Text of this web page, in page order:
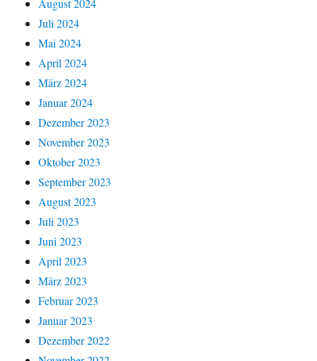
August 2024
Juli 2024
Mai 2024
April 2024
März 2024
Januar 2024
Dezember 2023
November 2023
Oktober 2023
September 2023
August 2023
Juli 2023
Juni 2023
April 2023
März 2023
Februar 2023
Januar 2023
Dezember 2022